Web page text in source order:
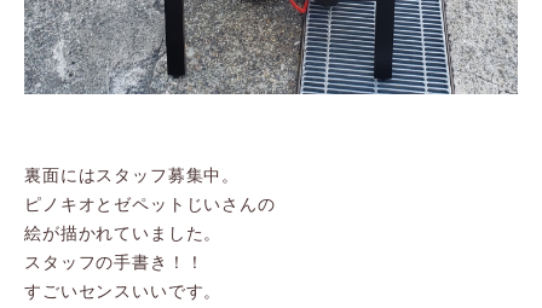
裏面にはスタッフ募集中。
ピノキオとゼペットじいさんの
絵が描かれていました。
スタッフの手書き！！
すごいセンスいいです。